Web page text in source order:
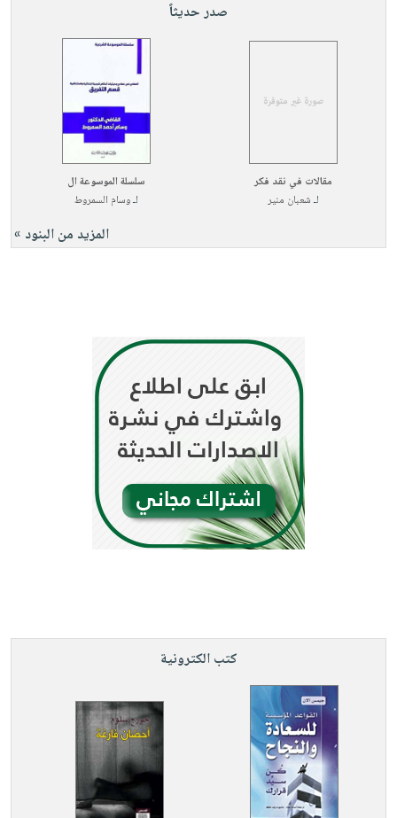
صدر حديثاً
مقالات في نقد فكر
لـشعبان منير
سلسلة الموسوعة ال
لـوسام السمروط
المزيد من البنود »
كتب الكترونية